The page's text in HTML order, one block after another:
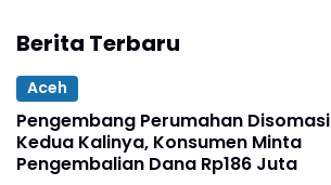
Berita Terbaru
Aceh
Pengembang Perumahan Disomasi
Kedua Kalinya, Konsumen Minta
Pengembalian Dana Rp186 Juta